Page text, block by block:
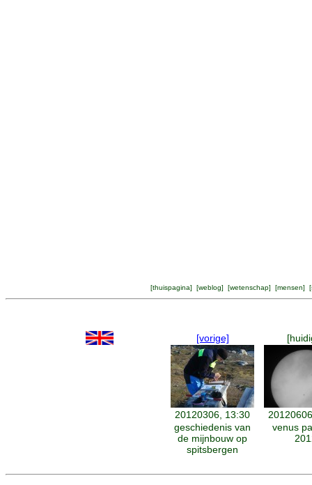
[thuispagina] [weblog] [wetenschap] [mensen] [
[vorige]
20120306, 13:30
geschiedenis van
de mijnbouw op
spitsbergen
venus